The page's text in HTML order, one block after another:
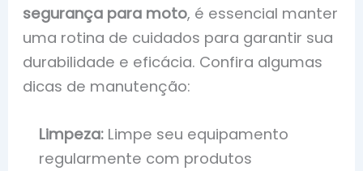
segurança para moto, é essencial manter
uma rotina de cuidados para garantir sua
durabilidade e eficácia. Confira algumas
dicas de manutenção:
Limpeza: Limpe seu equipamento
regularmente com produtos